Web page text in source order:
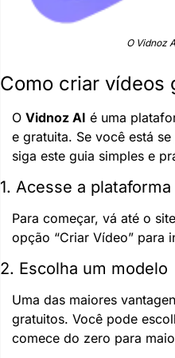
O Vidnoz
Como criar vídeos
O Vidnoz AI é uma
e gratuita. Se você está
siga este guia simples e
1. Acesse a plataforma
Para começar, vá até o
opção “Criar Vídeo” para
2. Escolha um modelo
Uma das maiores
gratuitos. Você pode
comece do zero para